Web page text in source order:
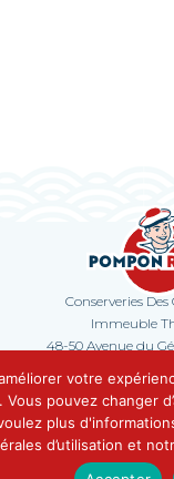
votre
pouvez
plus
d’utilisation et
Conserveries
Immeuble
48-50 Avenue du
Tel. 01 47
© Conserveries Des Cinq
Générales d’Utilisation
Réalisé par l’agence